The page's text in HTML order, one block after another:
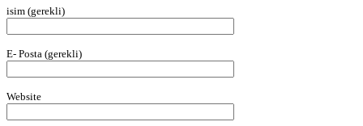
isim (gerekli)
E- Posta (gerekli)
Website